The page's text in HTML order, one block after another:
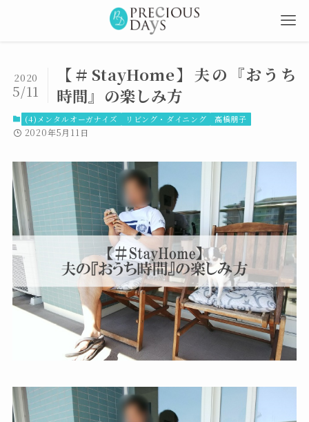
【＃StayHome】夫の『おうち
時間』の楽しみ方
2020
5/11
(4)メンタルオーガナイズ リビング・ダイニング 高橋朋子
2020年5月11日